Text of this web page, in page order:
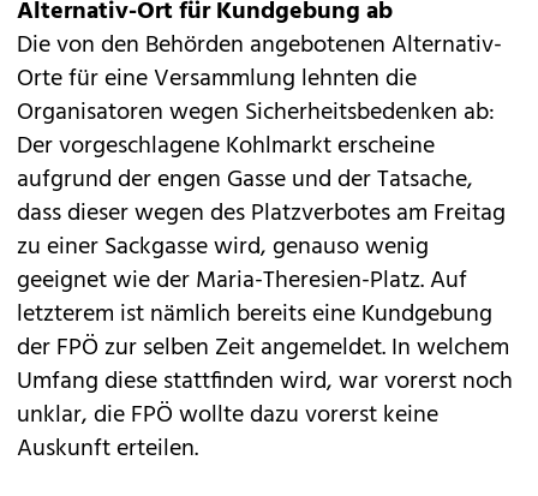
Alternativ-Ort für Kundgebung ab
Die von den Behörden angebotenen Alternativ-
Orte für eine Versammlung lehnten die
Organisatoren wegen Sicherheitsbedenken ab:
Der vorgeschlagene Kohlmarkt erscheine
aufgrund der engen Gasse und der Tatsache,
dass dieser wegen des Platzverbotes am Freitag
zu einer Sackgasse wird, genauso wenig
geeignet wie der Maria-Theresien-Platz. Auf
letzterem ist nämlich bereits eine Kundgebung
der FPÖ zur selben Zeit angemeldet. In welchem
Umfang diese stattfinden wird, war vorerst noch
unklar, die FPÖ wollte dazu vorerst keine
Auskunft erteilen.